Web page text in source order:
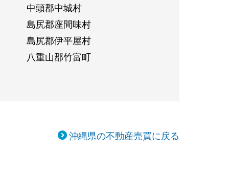
中頭郡中城村
島尻郡座間味村
島尻郡伊平屋村
八重山郡竹富町
沖縄県の不動産売買に戻る